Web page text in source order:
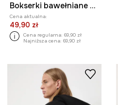
Bokserki bawełniane męskie z elastanem wzorzyste (2-pack)
Cena aktualna:
49,90 zł
Cena regularna: 69,90 zł
Najniższa cena: 69,90 zł